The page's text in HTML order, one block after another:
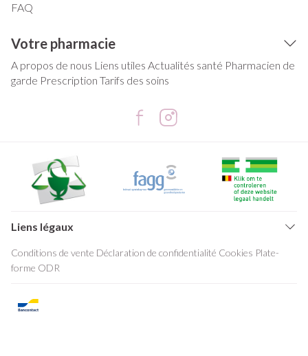
FAQ
Votre pharmacie
A propos de nous Liens utiles Actualités santé Pharmacien de
garde Prescription Tarifs des soins
Liens légaux
Conditions de vente Déclaration de confidentialité Cookies Plate-
forme ODR